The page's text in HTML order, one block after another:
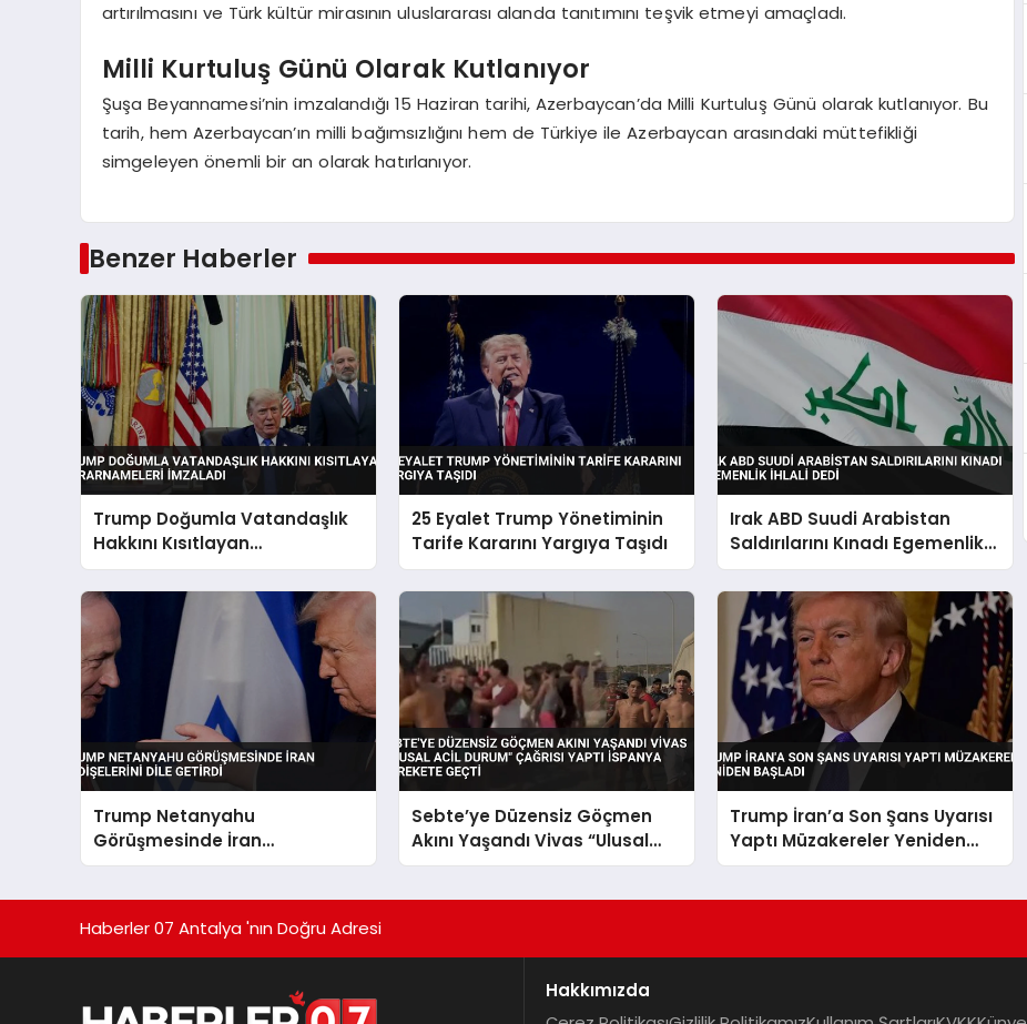
artırılmasını ve Türk kültür mirasının uluslararası alanda tanıtımını teşvik etmeyi amaçladı.
Milli Kurtuluş Günü Olarak Kutlanıyor
Şuşa Beyannamesi’nin imzalandığı 15 Haziran tarihi, Azerbaycan’da Milli Kurtuluş Günü olarak kutlanıyor. Bu
tarih, hem Azerbaycan’ın milli bağımsızlığını hem de Türkiye ile Azerbaycan arasındaki müttefikliği
simgeleyen önemli bir an olarak hatırlanıyor.
Benzer Haberler
Trump Doğumla Vatandaşlık
Hakkını Kısıtlayan
Kararnameleri İmzaladı
25 Eyalet Trump Yönetiminin
Tarife Kararını Yargıya Taşıdı
Irak ABD Suudi Arabistan
Saldırılarını Kınadı Egemenlik
İhlali Dedi
Trump Netanyahu
Görüşmesinde İran
Endişelerini Dile Getirdi
Sebte’ye Düzensiz Göçmen
Akını Yaşandı Vivas “Ulusal
Acil Durum” Çağrısı Yaptı
Trump İran’a Son Şans Uyarısı
Yaptı Müzakereler Yeniden
Başladı
Haberler 07 Antalya 'nın Doğru Adresi
Hakkımızda